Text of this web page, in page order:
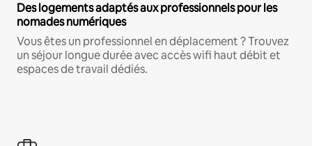
Des logements adaptés aux professionnels pour les
nomades numériques
Vous êtes un professionnel en déplacement ? Trouvez
un séjour longue durée avec accès wifi haut débit et
espaces de travail dédiés.